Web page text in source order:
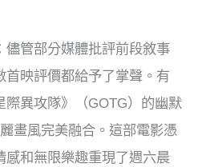
儘管部分媒體批評前段敘事
首映評價都給予了掌聲。有
際異攻隊》（GOTG）的幽默
畫風完美融合。這部電影憑
感和無限樂趣重現了週六晨